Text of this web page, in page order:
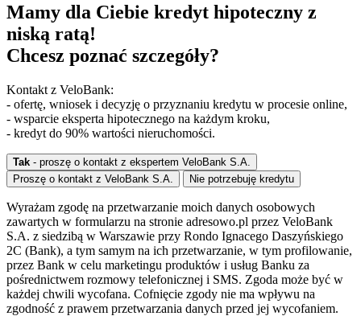
Mamy dla Ciebie kredyt hipoteczny z
niską ratą!
Chcesz poznać szczegóły?
Kontakt z VeloBank:
- ofertę, wniosek i decyzję o przyznaniu kredytu w procesie online,
- wsparcie eksperta hipotecznego na każdym kroku,
- kredyt do 90% wartości nieruchomości.
Tak - proszę o kontakt z ekspertem VeloBank S.A.
Proszę o kontakt z VeloBank S.A.
Nie potrzebuję kredytu
Wyrażam zgodę na przetwarzanie moich danych osobowych
zawartych w formularzu na stronie adresowo.pl przez VeloBank
S.A. z siedzibą w Warszawie przy Rondo Ignacego Daszyńskiego
2C (Bank), a tym samym na ich przetwarzanie, w tym profilowanie,
przez Bank w celu marketingu produktów i usług Banku za
pośrednictwem rozmowy telefonicznej i SMS. Zgoda może być w
każdej chwili wycofana. Cofnięcie zgody nie ma wpływu na
zgodność z prawem przetwarzania danych przed jej wycofaniem.